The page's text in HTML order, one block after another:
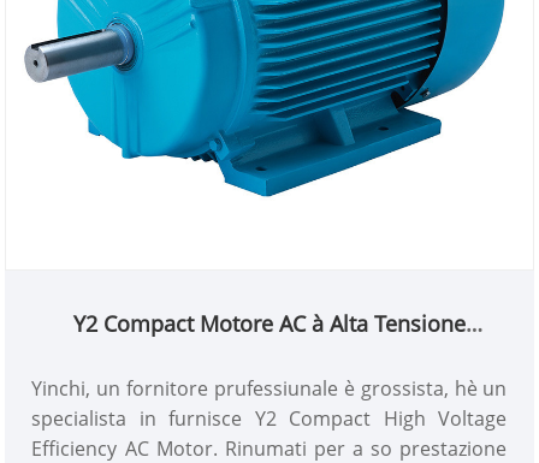
Y2 Compact Motore AC à Alta Tensione
Yinchi, un fornitore prufessiunale è grossista, hè un
specialista in furnisce Y2 Compact High Voltage
Efficiency AC Motor. Rinumati per a so prestazione